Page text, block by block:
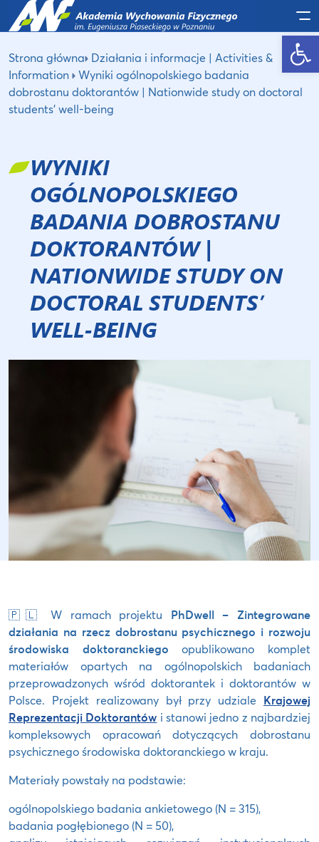
Otwórz pasek narzędzi
Strona główna Działania i informacje | Activities &
Information
Wyniki ogólnopolskiego badania
dobrostanu doktorantów | Nationwide study on doctoral
students’ well-being
WYNIKI
OGÓLNOPOLSKIEGO
BADANIA DOBROSTANU
DOKTORANTÓW |
NATIONWIDE STUDY ON
DOCTORAL STUDENTS’
WELL-BEING
🇵🇱 W ramach projektu PhDwell – Zintegrowane
działania na rzecz dobrostanu psychicznego i rozwoju
środowiska doktoranckiego opublikowano komplet
materiałów opartych na ogólnopolskich badaniach
przeprowadzonych wśród doktorantek i doktorantów w
Polsce. Projekt realizowany był przy udziale Krajowej
Reprezentacji Doktorantów i stanowi jedno z najbardziej
kompleksowych opracowań dotyczących dobrostanu
psychicznego środowiska doktoranckiego w kraju.
Materiały powstały na podstawie:
ogólnopolskiego badania ankietowego (N = 315),
badania pogłębionego (N = 50),